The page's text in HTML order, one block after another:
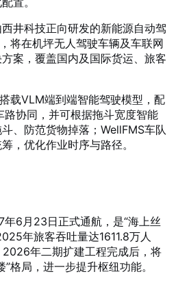
井科技正向研发的新能源自动驾
将在机坪无人驾驶车辆及车联网
案，覆盖国内及国际货运、旅客
载VLM端到端智能驾驶模型，配
协同，并可根据拖斗宽度智能
、防范货物掉落；WellFMS车队
，优化作业时序与路径。
6月23日正式通航，是“海上丝
年旅客吞吐量达1611.8万人
年二期扩建工程完成后，将
格局，进一步提升枢纽功能。